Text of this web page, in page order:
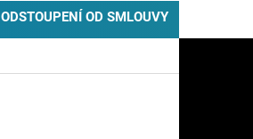
ODSTOUPENÍ OD SMLOUVY